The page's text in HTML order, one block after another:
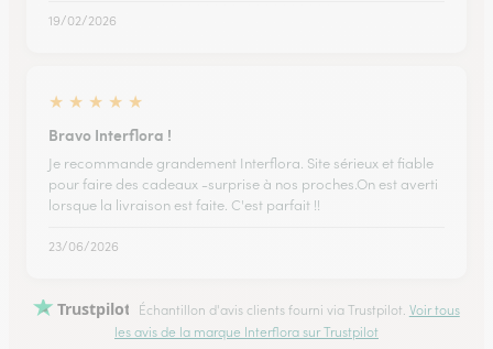
19/02/2026
★ ★ ★ ★ ★
Bravo Interflora !
Je recommande grandement Interflora. Site sérieux et fiable
pour faire des cadeaux -surprise à nos proches.On est averti
lorsque la livraison est faite. C'est parfait !!
23/06/2026
Trustpilot Échantillon d'avis clients fourni via Trustpilot. Voir tous
les avis de la marque Interflora sur Trustpilot